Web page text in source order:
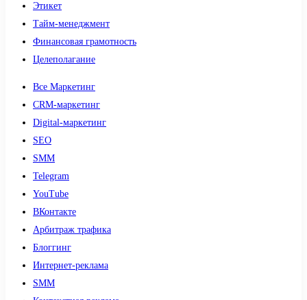
Этикет
Тайм-менеджмент
Финансовая грамотность
Целеполагание
Все Маркетинг
CRM-маркетинг
Digital-маркетинг
SEO
SMM
Telegram
YouTube
ВКонтакте
Арбитраж трафика
Блоггинг
Интернет-реклама
SMM